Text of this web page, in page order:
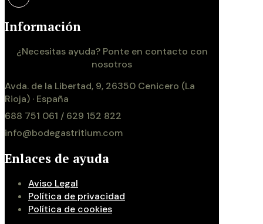
Información
¿Necesitas ayuda? Ponte en contacto con
nosotros
Avda. de la Libertad, 9, 26350 Cenicero (La
Rioja) · España
688 751 061 / 629 152 822
info@bodegastritium.com
Enlaces de ayuda
Aviso Legal
Política de privacidad
Política de cookies